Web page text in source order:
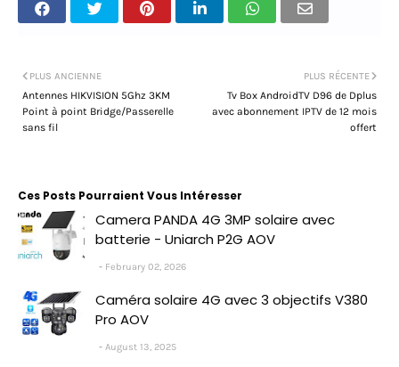
PLUS RÉCENTE
Tv Box AndroidTV D96 de Dplus
avec abonnement IPTV de 12 mois
offert
PLUS ANCIENNE
Antennes HIKVISION 5Ghz 3KM
Point à point Bridge/Passerelle
sans fil
Ces Posts Pourraient Vous Intéresser
Camera PANDA 4G 3MP solaire avec
batterie - Uniarch P2G AOV
February 02, 2026
Caméra solaire 4G avec 3 objectifs V380
Pro AOV
August 13, 2025